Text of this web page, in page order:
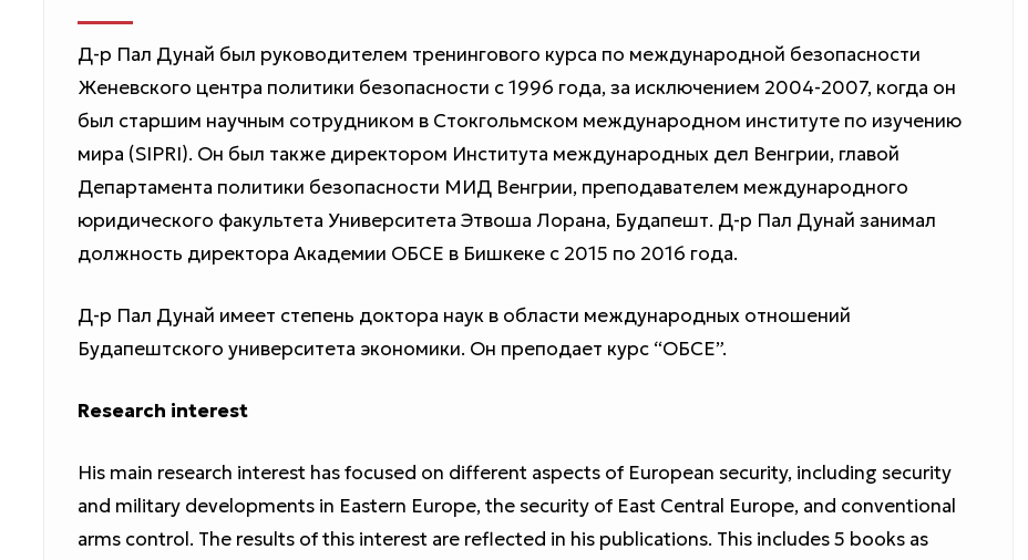
Д-р Пал Дунай был руководителем тренингового курса по международной безопасности
Женевского центра политики безопасности с 1996 года, за исключением 2004-2007, когда он
был старшим научным сотрудником в Стокгольмском международном институте по изучению
мира (SIPRI). Он был также директором Института международных дел Венгрии, главой
Департамента политики безопасности МИД Венгрии, преподавателем международного
юридического факультета Университета Этвоша Лорана, Будапешт. Д-р Пал Дунай занимал
должность директора Академии ОБСЕ в Бишкеке с 2015 по 2016 года.
Д-р Пал Дунай имеет степень доктора наук в области международных отношений
Будапештского университета экономики. Он преподает курс “ОБСЕ”.
Research interest
His main research interest has focused on different aspects of European security, including security
and military developments in Eastern Europe, the security of East Central Europe, and conventional
arms control. The results of this interest are reflected in his publications. This includes 5 books as